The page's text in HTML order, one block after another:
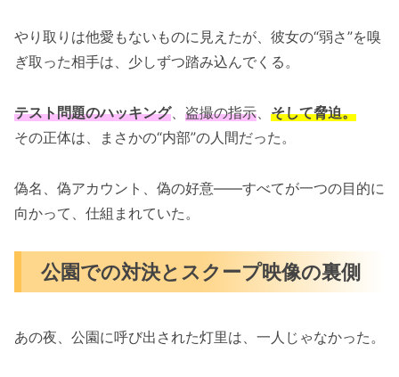
やり取りは他愛もないものに見えたが、彼女の“弱さ”を嗅
ぎ取った相手は、少しずつ踏み込んでくる。
テスト問題のハッキング、 盗撮の指示、 そして脅迫。
その正体は、まさかの“内部”の人間だった。
偽名、偽アカウント、偽の好意――すべてが一つの目的に
向かって、仕組まれていた。
公園での対決とスクープ映像の裏側
あの夜、公園に呼び出された灯里は、一人じゃなかった。